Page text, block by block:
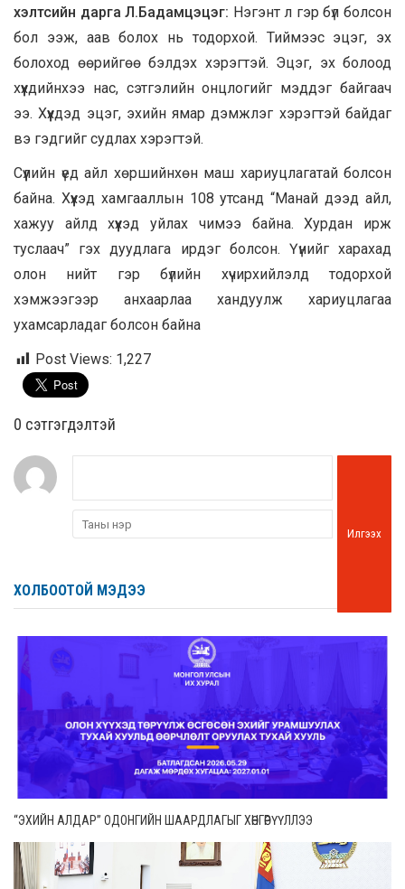
хэлтсийн дарга Л.Бадамцэцэг: Нэгэнт л гэр бүл болсон
бол ээж, аав болох нь тодорхой. Тиймээс эцэг, эх
болоход өөрийгөө бэлдэх хэрэгтэй. Эцэг, эх болоод
хүүхдийнхээ нас, сэтгэлийн онцлогийг мэддэг байгаач
ээ. Хүүхдэд эцэг, эхийн ямар дэмжлэг хэрэгтэй байдаг
вэ гэдгийг судлах хэрэгтэй.
Сүүлийн үед айл хөршийнхөн маш хариуцлагатай болсон
байна. Хүүхэд хамгааллын 108 утсанд “Манай дээд айл,
хажуу айлд хүүхэд уйлах чимээ байна. Хурдан ирж
туслаач” гэх дуудлага ирдэг болсон. Үүнийг харахад
олон нийт гэр бүлийн хүчирхийлэлд тодорхой
хэмжээгээр анхаарлаа хандуулж хариуцлагаа
ухамсарладаг болсон байна
Post Views: 1,227
0 cэтгэгдэлтэй
Илгээх
ХОЛБООТОЙ МЭДЭЭ
“ЭХИЙН АЛДАР” ОДОНГИЙН ШААРДЛАГЫГ ХӨНГӨРҮҮЛЛЭЭ